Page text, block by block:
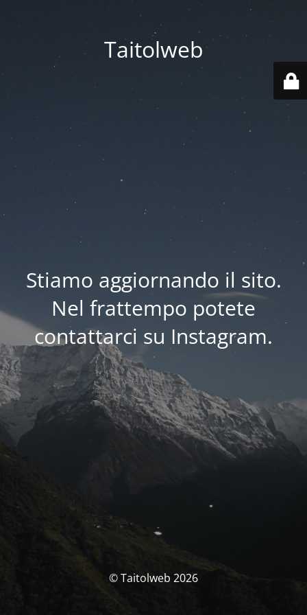
Taitolweb
Stiamo aggiornando il sito.
Nel frattempo potete
contattarci su Instagram.
© Taitolweb 2026